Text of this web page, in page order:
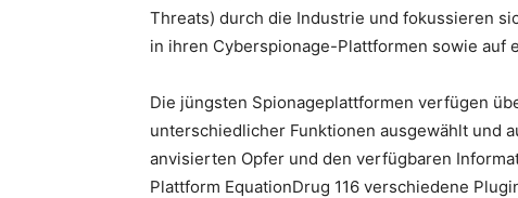
Threats) durch die Industrie und fokussieren
in ihren Cyberspionage-Plattformen sowie auf
Die jüngsten Spionageplattformen verfügen
unterschiedlicher Funktionen ausgewählt und
anvisierten Opfer und den verfügbaren
Plattform EquationDrug 116 verschiedene